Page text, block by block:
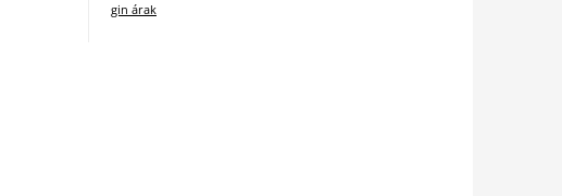
gin árak